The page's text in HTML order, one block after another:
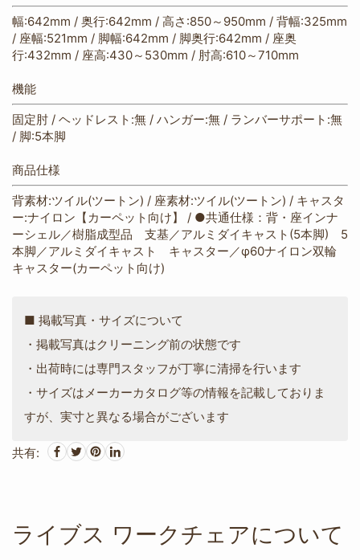
幅:642mm / 奥行:642mm / 高さ:850～950mm / 背幅:325mm
/ 座幅:521mm / 脚幅:642mm / 脚奥行:642mm / 座奥
行:432mm / 座高:430～530mm / 肘高:610～710mm
機能
固定肘 / ヘッドレスト:無 / ハンガー:無 / ランバーサポート:無
/ 脚:5本脚
商品仕様
背素材:ツイル(ツートン) / 座素材:ツイル(ツートン) / キャスタ
ー:ナイロン【カーペット向け】 / ●共通仕様：背・座インナ
ーシェル／樹脂成型品 支基／アルミダイキャスト(5本脚) 5
本脚／アルミダイキャスト キャスター／φ60ナイロン双輪
キャスター(カーペット向け)
■ 掲載写真・サイズについて
・掲載写真はクリーニング前の状態です
・出荷時には専門スタッフが丁寧に清掃を行います
・サイズはメーカーカタログ等の情報を記載しておりま
すが、実寸と異なる場合がございます
共有:
ライブス ワークチェアについて